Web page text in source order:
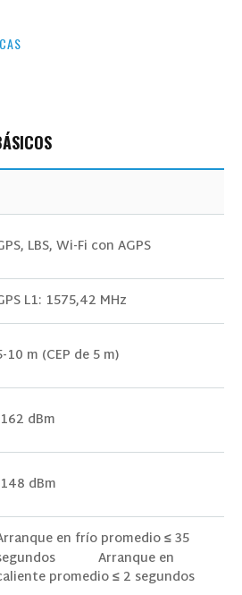
LBS, Wi-Fi con AGPS
L1: 1575,42 MHz
10 m (CEP de 5 m)
dBm
dBm
en frío promedio ≤ 35
Arranque en
promedio ≤ 2 segundos